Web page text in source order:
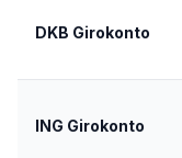
DKB Girokonto
ING Girokonto